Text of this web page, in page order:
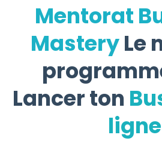
Mentorat
MasteryLe
Lancer ton
ligne